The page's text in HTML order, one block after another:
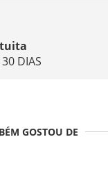
DIAS
GOSTOU DE